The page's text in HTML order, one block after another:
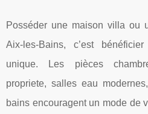
Posséder une maison villa ou
Aix-les-Bains, c’est
unique. Les pièces
propriete, salles eau
bains encouragent un mode de